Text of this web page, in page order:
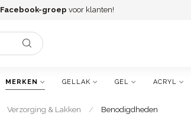
Facebook-groep voor klanten!
MERKEN GELLAK GEL ACRYL
Verzorging & Lakken / Benodigdheden